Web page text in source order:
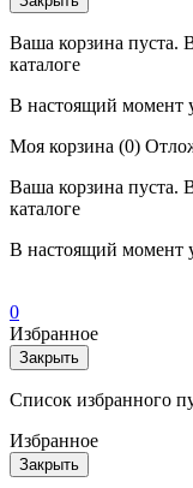
Ваша корзина пуста.
каталоге
В настоящий момент
Моя корзина (0)
Ваша корзина пуста.
каталоге
В настоящий момент
0
Избранное
Закрыть
Список избранного
Избранное
Закрыть